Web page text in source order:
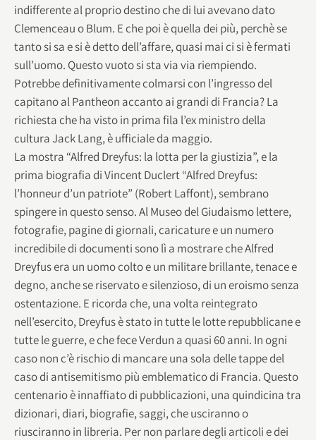
indifferente al proprio destino che di lui avevano dato
Clemenceau o Blum. E che poi è quella dei più, perchè se
tanto si sa e si è detto dell’affare, quasi mai ci si è fermati
sull’uomo. Questo vuoto si sta via via riempiendo.
Potrebbe definitivamente colmarsi con l’ingresso del
capitano al Pantheon accanto ai grandi di Francia? La
richiesta che ha visto in prima fila l’ex ministro della
cultura Jack Lang, è ufficiale da maggio.
La mostra “Alfred Dreyfus: la lotta per la giustizia”, e la
prima biografia di Vincent Duclert “Alfred Dreyfus:
l’honneur d’un patriote” (Robert Laffont), sembrano
spingere in questo senso. Al Museo del Giudaismo lettere,
fotografie, pagine di giornali, caricature e un numero
incredibile di documenti sono lì a mostrare che Alfred
Dreyfus era un uomo colto e un militare brillante, tenace e
degno, anche se riservato e silenzioso, di un eroismo senza
ostentazione. E ricorda che, una volta reintegrato
nell’esercito, Dreyfus è stato in tutte le lotte repubblicane e
tutte le guerre, e che fece Verdun a quasi 60 anni. In ogni
caso non c’è rischio di mancare una sola delle tappe del
caso di antisemitismo più emblematico di Francia. Questo
centenario è innaffiato di pubblicazioni, una quindicina tra
dizionari, diari, biografie, saggi, che usciranno o
riusciranno in libreria. Per non parlare degli articoli e dei